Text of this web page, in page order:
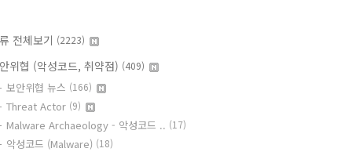
전체보기 (2223)
위협 (악성코드, 취약점) (409)
보안위협 뉴스 (166)
Threat Actor (9)
Malware Archaeology - 악성코드 .. (17)
악성코드 (Malware) (18)